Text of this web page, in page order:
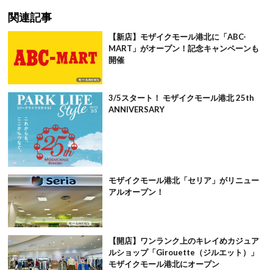
関連記事
【新店】モザイクモール港北に「ABC-
MART」がオープン！記念キャンペーンも
開催
3/5スタート！ モザイクモール港北 25th
ANNIVERSARY
モザイクモール港北「セリア」がリニュー
アルオープン！
【開店】ワンランク上のキレイめカジュア
ルショップ「Girouette（ジルエット）」
モザイクモール港北にオープン